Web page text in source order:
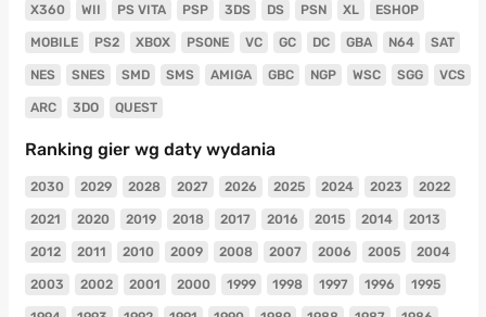
X360 WII PS VITA PSP 3DS DS PSN XL ESHOP
MOBILE PS2 XBOX PSONE VC GC DC GBA N64 SAT
NES SNES SMD SMS AMIGA GBC NGP WSC SGG VCS
ARC 3DO QUEST
Ranking gier wg daty wydania
2030 2029 2028 2027 2026 2025 2024 2023 2022
2021 2020 2019 2018 2017 2016 2015 2014 2013
2012 2011 2010 2009 2008 2007 2006 2005 2004
2003 2002 2001 2000 1999 1998 1997 1996 1995